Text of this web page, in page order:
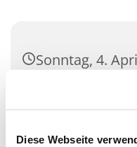
Diese Webseite
Sonntag, 4.